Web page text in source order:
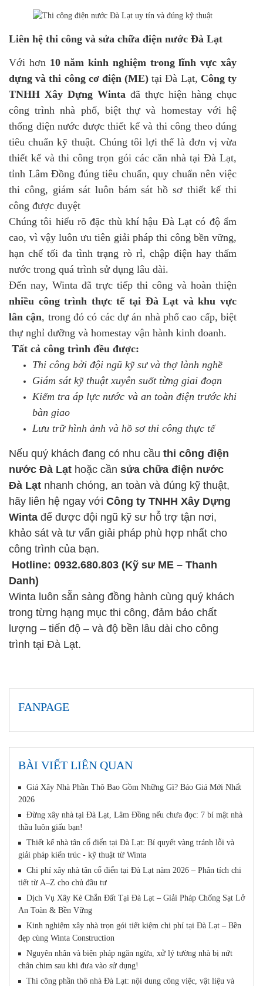
Liên hệ thi công và sửa chữa điện nước Đà Lạt
Với hơn 10 năm kinh nghiệm trong lĩnh vực xây
dựng và thi công cơ điện (ME) tại Đà Lạt, Công ty
TNHH Xây Dựng Winta đã thực hiện hàng chục
công trình nhà phố, biệt thự và homestay với hệ
thống điện nước được thiết kế và thi công theo đúng
tiêu chuẩn kỹ thuật. Chúng tôi lợi thế là đơn vị vừa
thiết kế và thi công trọn gói các căn nhà tại Đà Lạt,
tỉnh Lâm Đồng đúng tiêu chuẩn, quy chuẩn nên việc
thi công, giám sát luôn bám sát hồ sơ thiết kế thi
công được duyệt
Chúng tôi hiểu rõ đặc thù khí hậu Đà Lạt có độ ẩm
cao, vì vậy luôn ưu tiên giải pháp thi công bền vững,
hạn chế tối đa tình trạng rò rỉ, chập điện hay thấm
nước trong quá trình sử dụng lâu dài.
Đến nay, Winta đã trực tiếp thi công và hoàn thiện
nhiều công trình thực tế tại Đà Lạt và khu vực
lân cận, trong đó có các dự án nhà phố cao cấp, biệt
thự nghỉ dưỡng và homestay vận hành kinh doanh.
Tất cả công trình đều được:
Thi công bởi đội ngũ kỹ sư và thợ lành nghề
Giám sát kỹ thuật xuyên suốt từng giai đoạn
Kiểm tra áp lực nước và an toàn điện trước khi
bàn giao
Lưu trữ hình ảnh và hồ sơ thi công thực tế
Nếu quý khách đang có nhu cầu thi công điện
nước Đà Lạt hoặc cần sửa chữa điện nước
Đà Lạt nhanh chóng, an toàn và đúng kỹ thuật,
hãy liên hệ ngay với Công ty TNHH Xây Dựng
Winta để được đội ngũ kỹ sư hỗ trợ tận nơi,
khảo sát và tư vấn giải pháp phù hợp nhất cho
công trình của bạn.
Hotline: 0932.680.803 (Kỹ sư ME – Thanh
Danh)
Winta luôn sẵn sàng đồng hành cùng quý khách
trong từng hạng mục thi công, đảm bảo chất
lượng – tiến độ – và độ bền lâu dài cho công
trình tại Đà Lạt.
FANPAGE
BÀI VIẾT LIÊN QUAN
Giá Xây Nhà Phần Thô Bao Gồm Những Gì? Báo Giá Mới Nhất
2026
Đừng xây nhà tại Đà Lạt, Lâm Đồng nếu chưa đọc: 7 bí mật nhà
thầu luôn giấu bạn!
Thiết kế nhà tân cổ điển tại Đà Lạt: Bí quyết vàng tránh lỗi và
giải pháp kiến trúc - kỹ thuật từ Winta
Chi phí xây nhà tân cổ điển tại Đà Lạt năm 2026 – Phân tích chi
tiết từ A–Z cho chủ đầu tư
Dịch Vụ Xây Kè Chắn Đất Tại Đà Lạt – Giải Pháp Chống Sạt Lở
An Toàn & Bền Vững
Kinh nghiệm xây nhà trọn gói tiết kiệm chi phí tại Đà Lạt – Bền
đẹp cùng Winta Construction
Nguyên nhân và biện pháp ngăn ngừa, xử lý tường nhà bị nứt
chân chim sau khi đưa vào sử dụng!
Thi công phần thô nhà Đà Lạt: nội dung công việc, vật liệu và